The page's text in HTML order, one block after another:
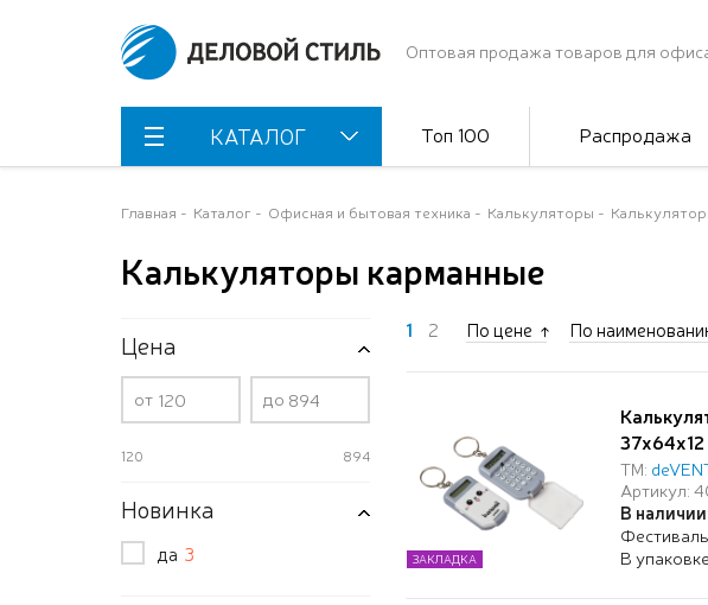
Оптовая продажа товаров для
КАТАЛОГ Топ 100 Распродажа
Главная Каталог Офисная и бытовая техника Калькуляторы
Калькуляторы карманные
Цена
от до
120 894
Новинка
да 3
1 2 По цене По
37x64x12
ТМ:
Артикул:
В
В
ЗАКЛАДКА